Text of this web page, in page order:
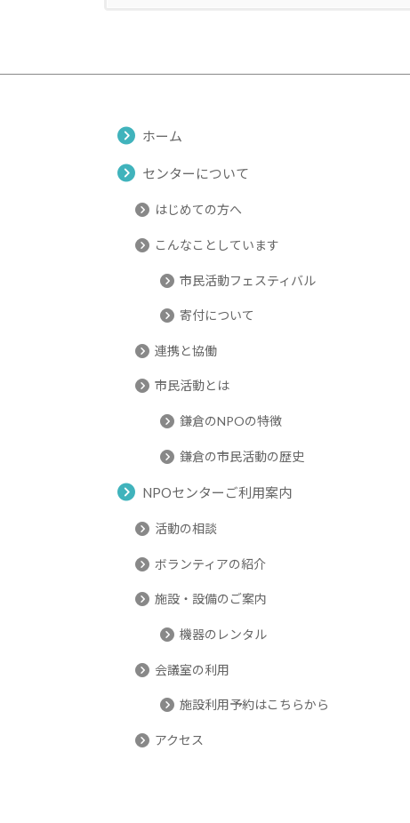
ホーム
センターについて
はじめての方へ
こんなことしています
市民活動フェスティバル
寄付について
連携と協働
市民活動とは
鎌倉のNPOの特徴
鎌倉の市民活動の歴史
NPOセンターご利用案内
活動の相談
ボランティアの紹介
施設・設備のご案内
機器のレンタル
会議室の利用
施設利用予約はこちらから
アクセス